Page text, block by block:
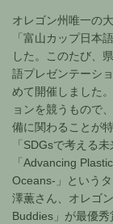
オレゴン州唯一の
「富山カップ日本
した。このたび、
語プレゼンテーシ
めて開催しました
ョンを競うもので
備に関わることが
「SDGsで考える
「Advancing
Oceans-」という
澤薫さん、オレゴ
Buddies」が最優秀